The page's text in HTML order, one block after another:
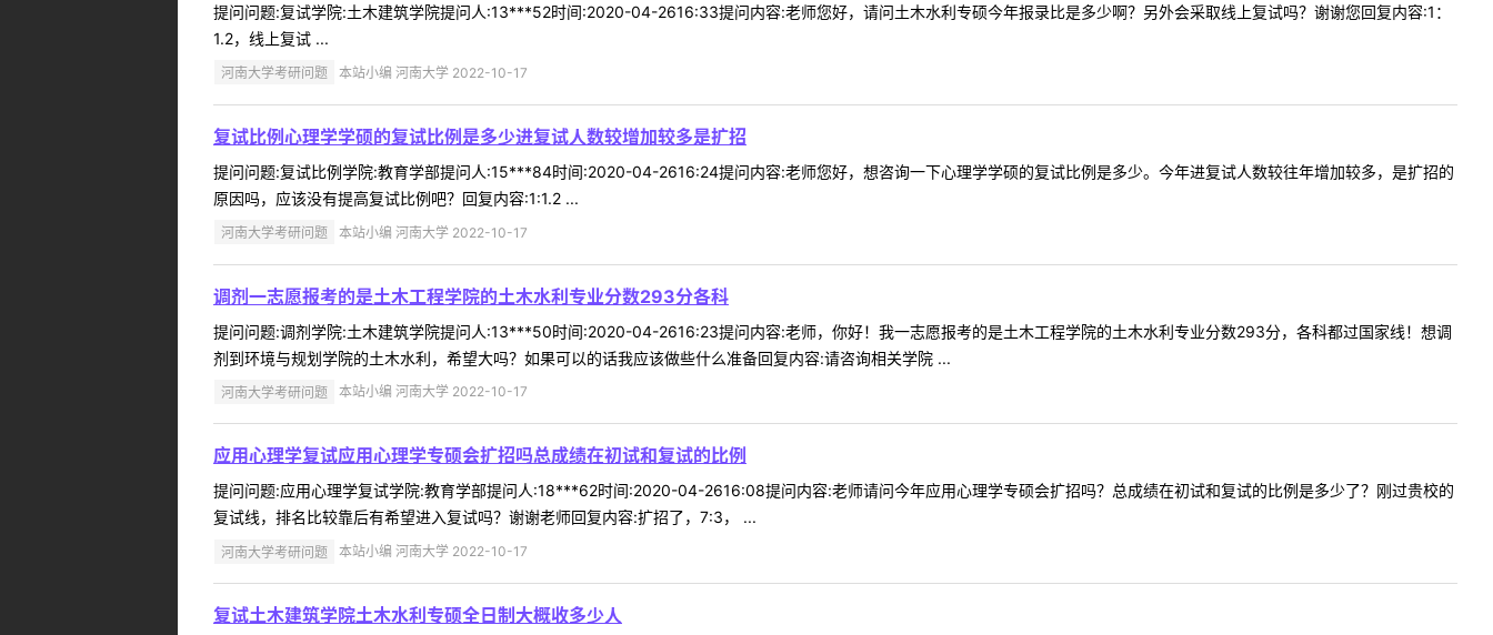
提问问题:复试学院:土木建筑学院提问人:13***52时间:2020-04-2616:33提问内容:老师您好，请问土木水利专硕今年报录比是多少啊？另外会采取线上复试吗？谢谢您回复内容:1：
1.2，线上复试 ...
河南大学考研问题 本站小编 河南大学 2022-10-17
复试比例心理学学硕的复试比例是多少进复试人数较增加较多是扩招
提问问题:复试比例学院:教育学部提问人:15***84时间:2020-04-2616:24提问内容:老师您好，想咨询一下心理学学硕的复试比例是多少。今年进复试人数较往年增加较多，是扩招的
原因吗，应该没有提高复试比例吧？回复内容:1:1.2 ...
河南大学考研问题 本站小编 河南大学 2022-10-17
调剂一志愿报考的是土木工程学院的土木水利专业分数293分各科
提问问题:调剂学院:土木建筑学院提问人:13***50时间:2020-04-2616:23提问内容:老师，你好！我一志愿报考的是土木工程学院的土木水利专业分数293分，各科都过国家线！想调
剂到环境与规划学院的土木水利，希望大吗？如果可以的话我应该做些什么准备回复内容:请咨询相关学院 ...
河南大学考研问题 本站小编 河南大学 2022-10-17
应用心理学复试应用心理学专硕会扩招吗总成绩在初试和复试的比例
提问问题:应用心理学复试学院:教育学部提问人:18***62时间:2020-04-2616:08提问内容:老师请问今年应用心理学专硕会扩招吗？总成绩在初试和复试的比例是多少了？刚过贵校的
复试线，排名比较靠后有希望进入复试吗？谢谢老师回复内容:扩招了，7:3， ...
河南大学考研问题 本站小编 河南大学 2022-10-17
复试土木建筑学院土木水利专硕全日制大概收多少人